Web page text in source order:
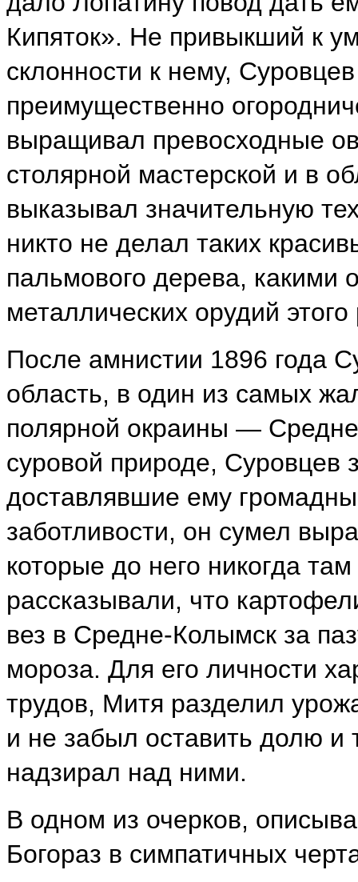
Кипяток». Не привыкший к
склонности к нему,
преимущественно
выращивал превосходные
столярной мастерской и в
выказывал значительную
никто не делал таких
пальмового дерева, какими
металлических орудий
После амнистии 1896 года
область, в один из самых
полярной окраины —
суровой природе, Суровцев
доставлявшие ему
заботливости, он сумел
которые до него никогда
рассказывали, что
вез в Средне-Колымск за
мороза. Для его личности
трудов, Митя разделил
и не забыл оставить долю и
надзирал над ними.
В одном из очерков,
Богораз в симпатичных